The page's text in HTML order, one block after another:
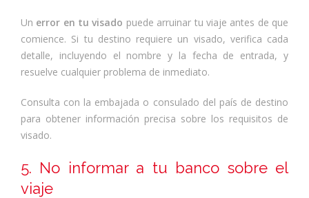
Un error en tu visado puede arruinar tu viaje antes de que
comience. Si tu destino requiere un visado, verifica cada
detalle, incluyendo el nombre y la fecha de entrada, y
resuelve cualquier problema de inmediato.
Consulta con la embajada o consulado del país de destino
para obtener información precisa sobre los requisitos de
visado.
5. No informar a tu banco sobre el
viaje